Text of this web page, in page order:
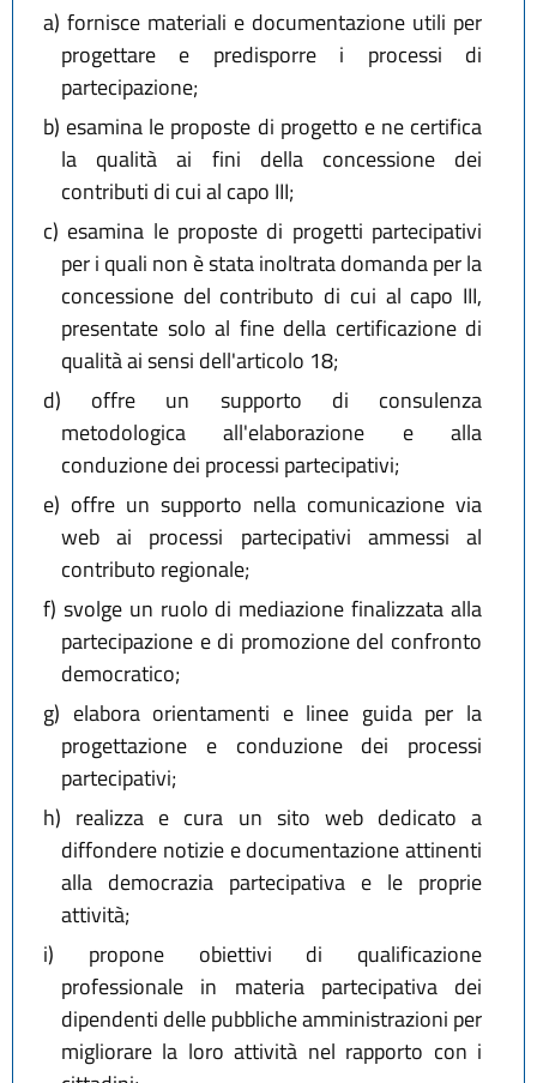
a) fornisce materiali e documentazione utili per
progettare e predisporre i processi di
partecipazione;
b) esamina le proposte di progetto e ne certifica
la qualità ai fini della concessione dei
contributi di cui al capo III;
c) esamina le proposte di progetti partecipativi
per i quali non è stata inoltrata domanda per la
concessione del contributo di cui al capo III,
presentate solo al fine della certificazione di
qualità ai sensi dell'articolo 18;
d) offre un supporto di consulenza
metodologica all'elaborazione e alla
conduzione dei processi partecipativi;
e) offre un supporto nella comunicazione via
web ai processi partecipativi ammessi al
contributo regionale;
f) svolge un ruolo di mediazione finalizzata alla
partecipazione e di promozione del confronto
democratico;
g) elabora orientamenti e linee guida per la
progettazione e conduzione dei processi
partecipativi;
h) realizza e cura un sito web dedicato a
diffondere notizie e documentazione attinenti
alla democrazia partecipativa e le proprie
attività;
i) propone obiettivi di qualificazione
professionale in materia partecipativa dei
dipendenti delle pubbliche amministrazioni per
migliorare la loro attività nel rapporto con i